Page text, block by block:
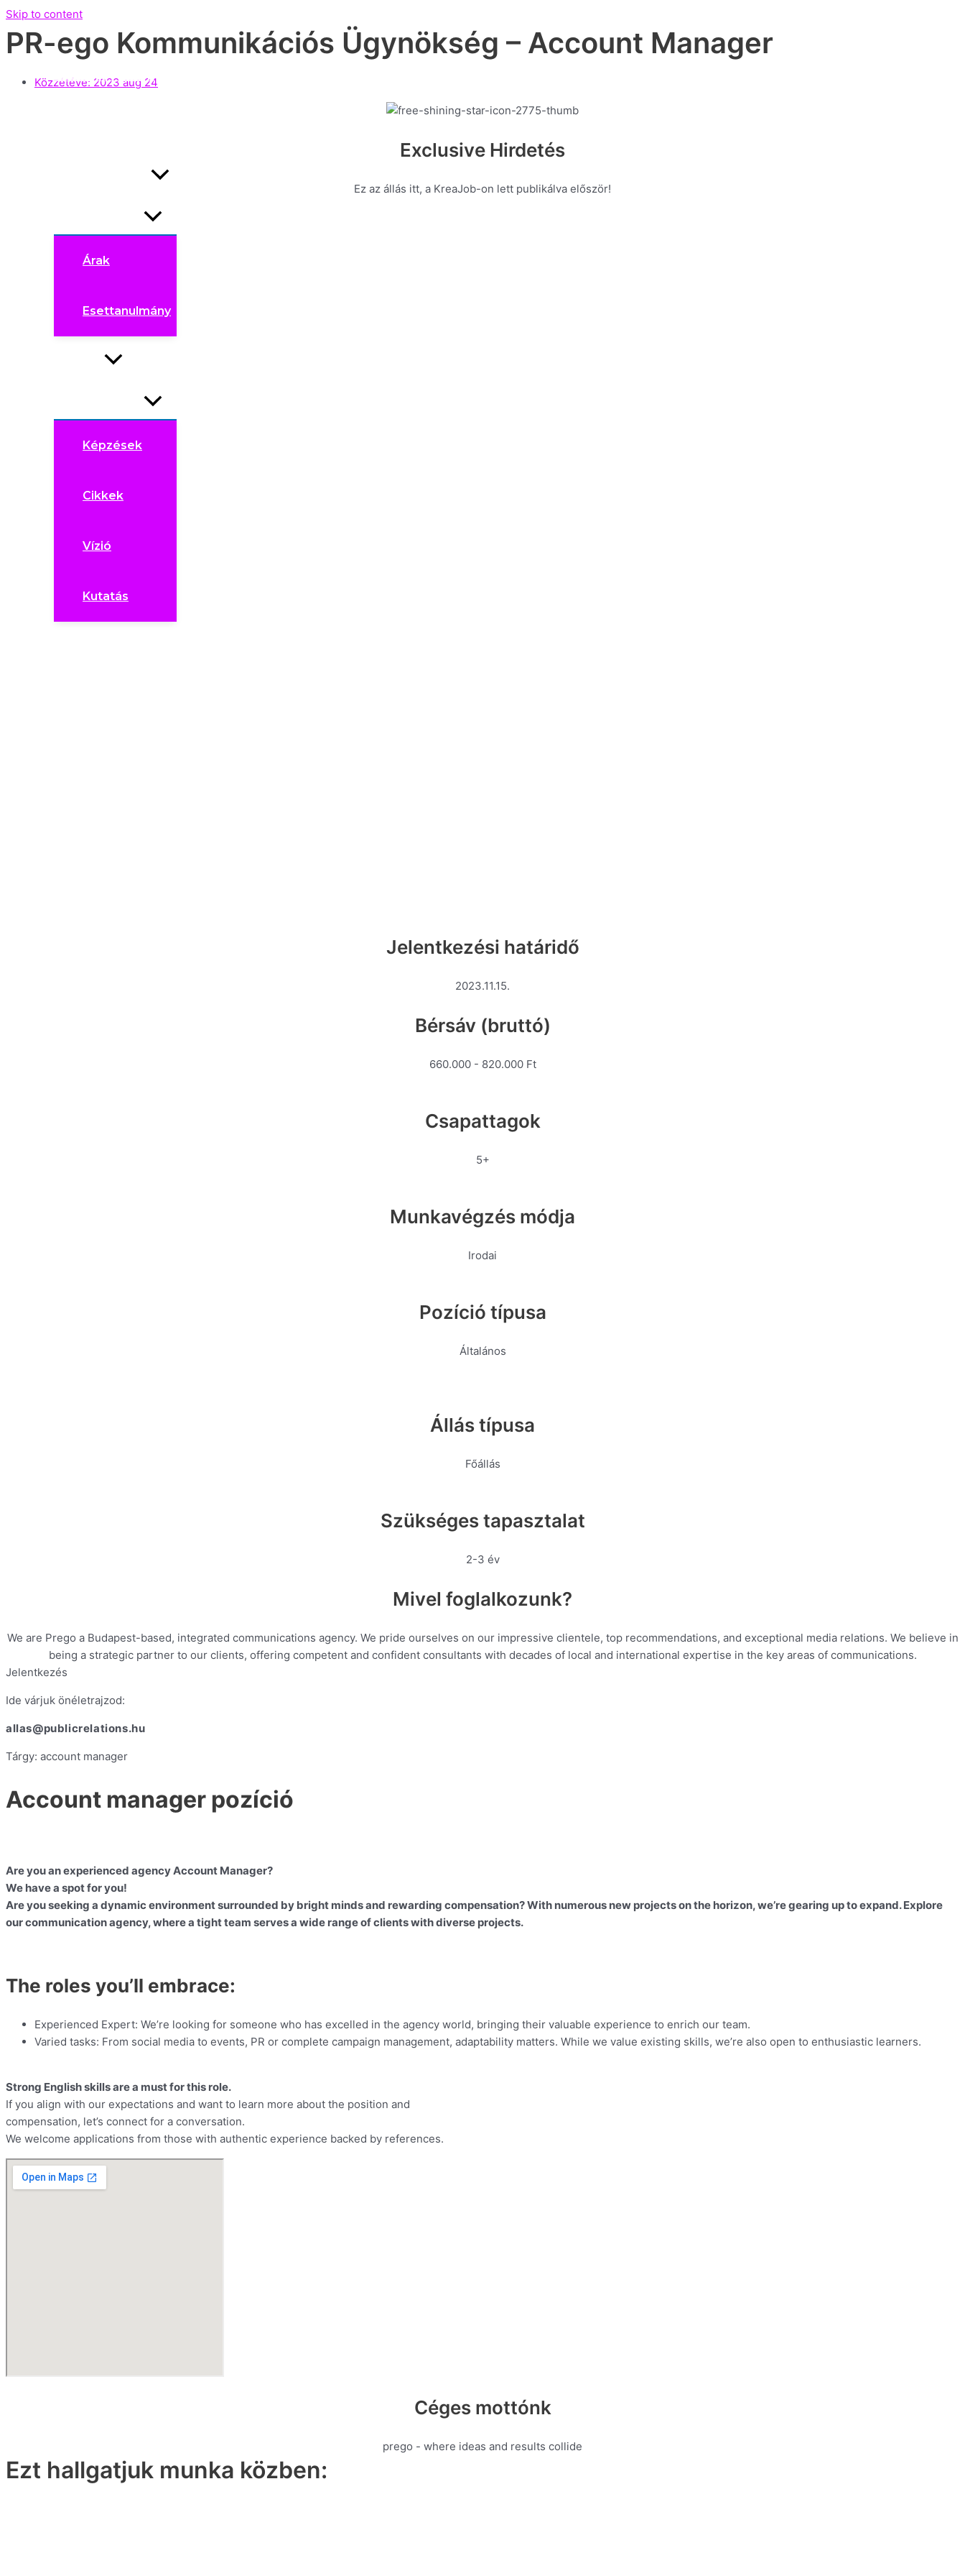
Skip to content
Exclusive Állások
Árak
Esettanulmány
Képzések
Cikkek
Vízió
Kutatás
PR-ego Kommunikációs Ügynökség – Account Manager
Közzétéve: 2023 aug 24
Exclusive Hirdetés
Ez az állás itt, a KreaJob-on lett publikálva először!
Jelentkezési határidő
2023.11.15.
Bérsáv (bruttó)
660.000 - 820.000 Ft
Csapattagok
5+
Munkavégzés módja
Irodai
Pozíció típusa
Általános
Állás típusa
Főállás
Szükséges tapasztalat
2-3 év
Mivel foglalkozunk?
We are Prego a Budapest-based, integrated communications agency. We pride ourselves on our impressive clientele, top recommendations, and exceptional media relations. We believe in
being a strategic partner to our clients, offering competent and confident consultants with decades of local and international expertise in the key areas of communications.
Jelentkezés
Ide várjuk önéletrajzod:
allas@publicrelations.hu
Tárgy: account manager
Account manager pozíció
Are you an experienced agency Account Manager?
We have a spot for you!
Are you seeking a dynamic environment surrounded by bright minds and rewarding compensation? With numerous new projects on the horizon, we’re gearing up to expand.Explore
our communication agency, where a tight team serves a wide range of clients withdiverse projects.
The roles you’ll embrace:
Experienced Expert: We’re looking for someone who has excelled in the agency world, bringing their valuable experience to enrich our team.
Varied tasks: From social media to events, PR or complete campaign management, adaptability matters. While we value existing skills, we’re also open to enthusiastic learners.
Strong English skills are a must for this role.
If you align with our expectations and want to learn more about the position and
compensation, let’s connect for a conversation.
We welcome applications from those with authentic experience backed by references.
Céges mottónk
prego - where ideas and results collide
Ezt hallgatjuk munka közben: